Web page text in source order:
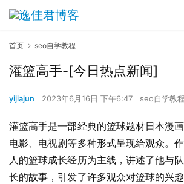
首页 seo自学教程
灌篮高手-[今日热点新闻]
yijiajun 2023年6月16日 下午6:47 seo自学教程
灌篮高手是一部经典的篮球题材日本漫
电影、电视剧等多种形式呈现给观众。
人的篮球成长经历为主线，讲述了他与
长的故事，引发了许多观众对篮球的兴